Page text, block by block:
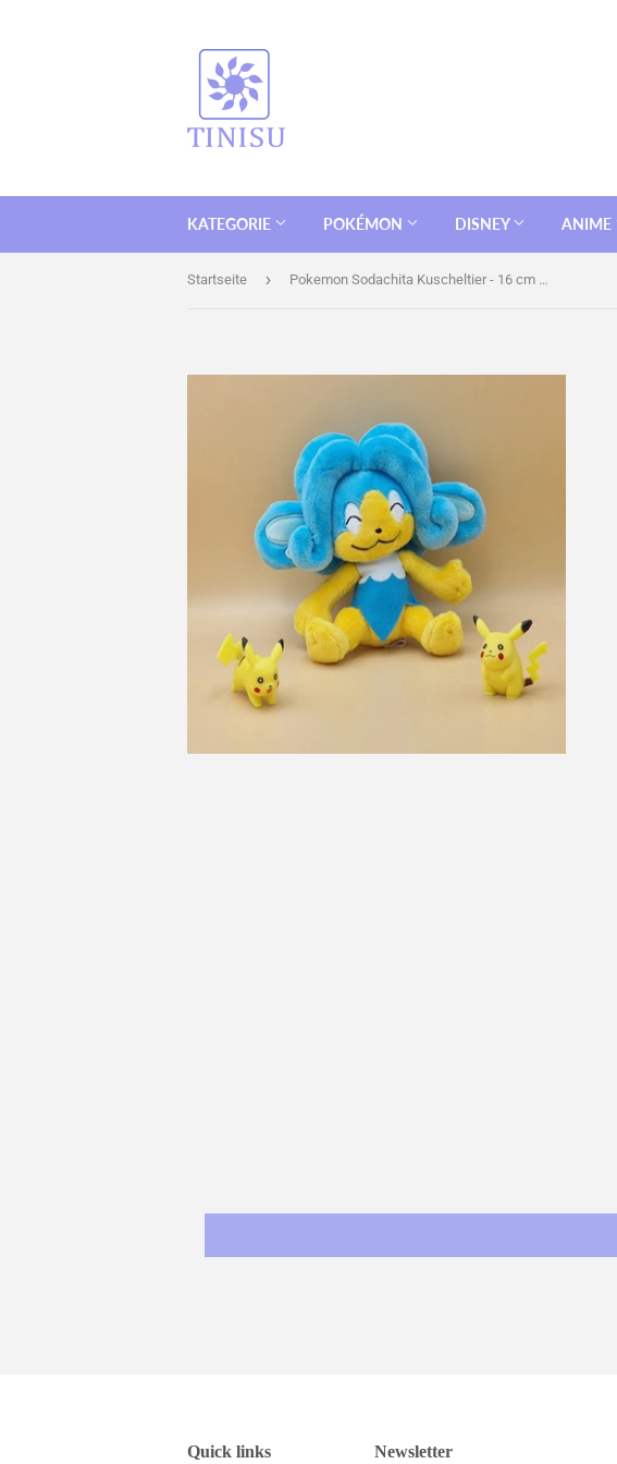
KATEGORIE POKÉMON DISNEY ANIME
Startseite › Pokemon Sodachita Kuscheltier - 16 cm Plüschtier Simipour
Quick links Newsletter